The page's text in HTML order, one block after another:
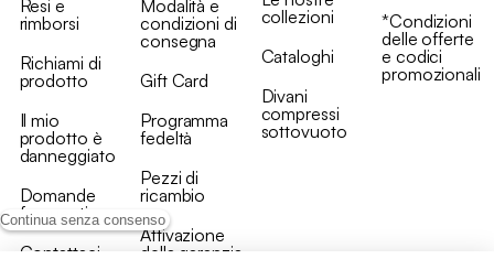
Continua senza consenso
Resi e
rimborsi
Richiami di
prodotto
Il mio
prodotto è
danneggiato
Domande
frequenti
Contattaci
Modalità e
condizioni di
consegna
Gift Card
Programma
fedeltà
Pezzi di
ricambio
Attivazione
della garanzia
collezioni
Cataloghi
Divani
compressi
sottovuoto
*Condizioni
delle offerte
e codici
promozionali